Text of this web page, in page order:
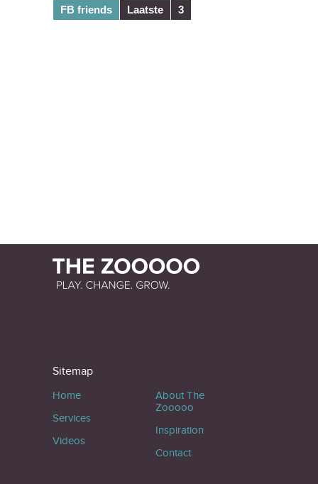
FB friends Laatste 3
Sitemap
Home
Services
Videos
About The
Zooooo
Inspiration
Contact